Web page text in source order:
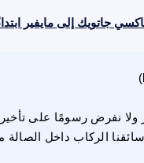
جاتويك إلى مايفير ابتداءً من £117.00
نفرض رسومًا على تأخير
الركاب داخل الصالة